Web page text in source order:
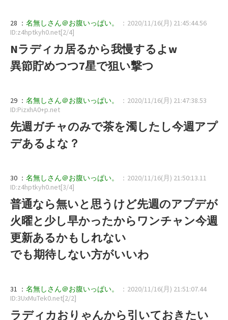
28 ： 名無しさん＠お腹いっぱい。
：2020/11/16(月) 21:45:44.56
ID:z4hptkyh0.net[2/4]
Nラディカ居るから我慢するよw
異節貯めつつ7星で狙い撃つ
29 ： 名無しさん＠お腹いっぱい。
：2020/11/16(月) 21:47:38.53
ID:PizxhA0+p.net
先週ガチャのみで茶を濁したし今週アプ
デあるよな？
30 ： 名無しさん＠お腹いっぱい。
：2020/11/16(月) 21:50:13.11
ID:z4hptkyh0.net[3/4]
普通なら無いと思うけど先週のアプデが
火曜と少し早かったからワンチャン今週
更新あるかもしれない
でも期待しない方がいいわ
31 ： 名無しさん＠お腹いっぱい。
：2020/11/16(月) 21:51:07.44
ID:3UxMuTek0.net[2/2]
ラディカおりゃんから引いておきたい